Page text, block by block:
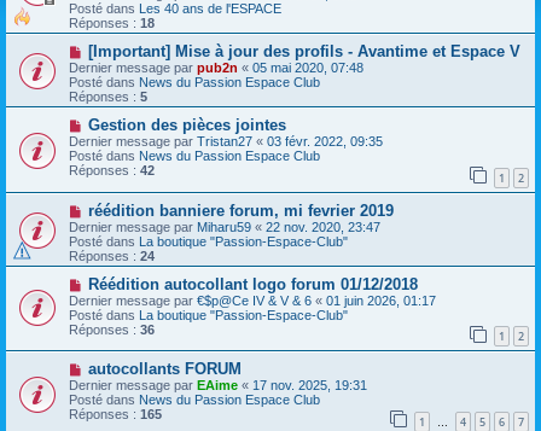
Posté dans Les 40 ans de l'ESPACE
Réponses : 18
[Important] Mise à jour des profils - Avantime et Espace V
Dernier message par pub2n « 05 mai 2020, 07:48
Posté dans News du Passion Espace Club
Réponses : 5
Gestion des pièces jointes
Dernier message par Tristan27 « 03 févr. 2022, 09:35
Posté dans News du Passion Espace Club
Réponses : 42 1 2
réédition banniere forum, mi fevrier 2019
Dernier message par Miharu59 « 22 nov. 2020, 23:47
Posté dans La boutique "Passion-Espace-Club"
Réponses : 24
Réédition autocollant logo forum 01/12/2018
Dernier message par €$p@Ce IV & V & 6 « 01 juin 2026, 01:17
Posté dans La boutique "Passion-Espace-Club"
Réponses : 36 1 2
autocollants FORUM
Dernier message par EAime « 17 nov. 2025, 19:31
Posté dans News du Passion Espace Club
Réponses : 165 1 … 4 5 6 7